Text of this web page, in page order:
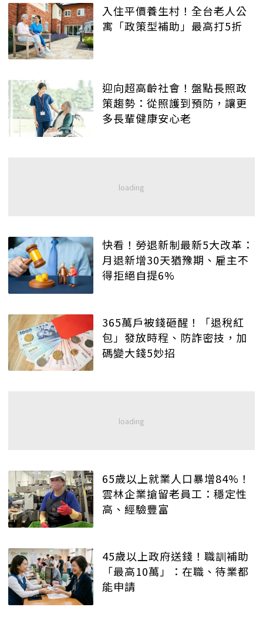
入住平價養生村！全台老人公
寓「政策型補助」最高打5折
迎向超高齡社會！盤點長照政
策趨勢：從照護到預防，讓更
多長輩健康安心老
快看！勞退新制最新5大改革：
月退新增30天猶豫期、雇主不
得拒絕自提6%
365萬戶被錢砸醒！「退稅紅
包」發放時程、防詐密技，加
碼變大錢5妙招
65歲以上就業人口暴增84%！
雲林企業搶留老員工：穩定性
高、經驗豐富
45歲以上政府送錢！職訓補助
「最高10萬」：在職、待業都
能申請